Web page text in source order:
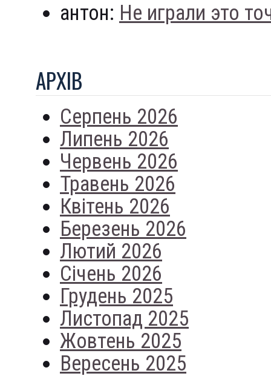
антон: Не играли это
АРХIВ
Серпень 2026
Липень 2026
Червень 2026
Травень 2026
Квітень 2026
Березень 2026
Лютий 2026
Січень 2026
Грудень 2025
Листопад 2025
Жовтень 2025
Вересень 2025